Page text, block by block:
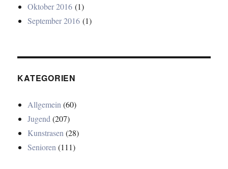
Oktober 2016 (1)
September 2016 (1)
KATEGORIEN
Allgemein (60)
Jugend (207)
Kunstrasen (28)
Senioren (111)